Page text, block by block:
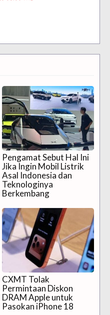
Pengamat Sebut Hal Ini
Jika Ingin Mobil Listrik
Asal Indonesia dan
Teknologinya
Berkembang
CXMT Tolak
Permintaan Diskon
DRAM Apple untuk
Pasokan iPhone 18